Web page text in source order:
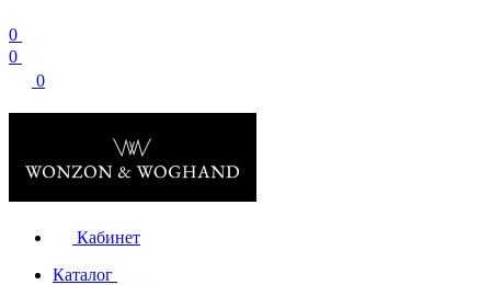
0
0
0
Кабинет
Каталог